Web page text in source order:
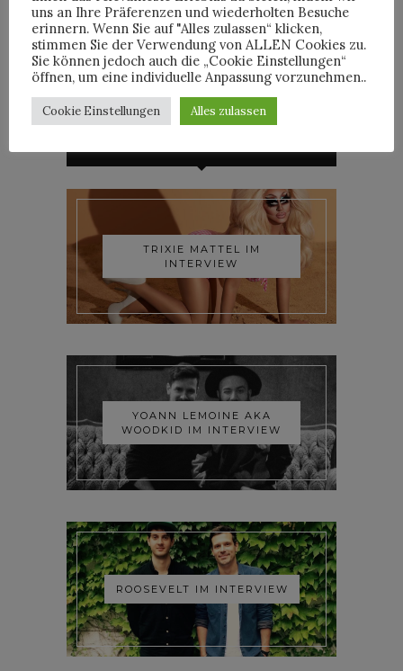
By JULIAN
TRIXIE MATTEL IM
INTERVIEW
YOANN LEMOINE AKA
WOODKID IM INTERVIEW
ROOSEVELT IM INTERVIEW
uns an Ihre Präferenzen und wiederholten Besuche
erinnern. Wenn Sie auf "Alles zulassen“ klicken,
stimmen Sie der Verwendung von ALLEN Cookies zu.
Sie können jedoch auch die „Cookie Einstellungen“
öffnen, um eine individuelle Anpassung vorzunehmen..
Cookie Einstellungen Alles zulassen